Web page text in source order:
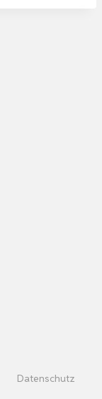
Datenschutz